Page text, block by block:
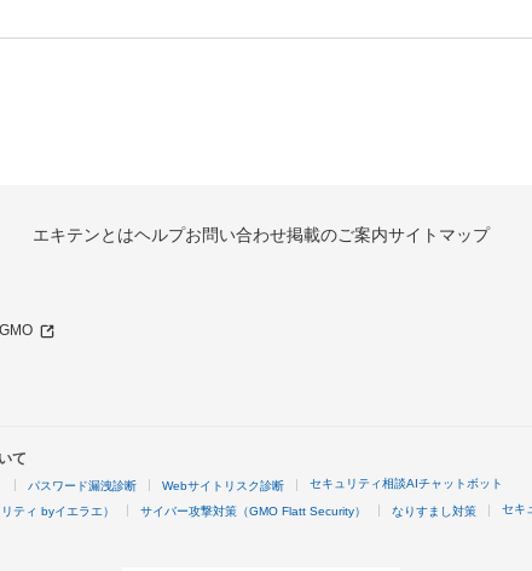
エキテンとはヘルプお問い合わせ掲載のご案内サイトマップ
て
パスワード漏洩診断 Webサイトリスク診断 セキュリティ相談AIチャットボット
ティ byイエラエ） サイバー攻撃対策（GMO Flatt Security） なりすまし対策 セキ